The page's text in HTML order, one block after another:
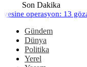
Son Dakika
13 gözaltı
Gündem
Dünya
Politika
Yerel